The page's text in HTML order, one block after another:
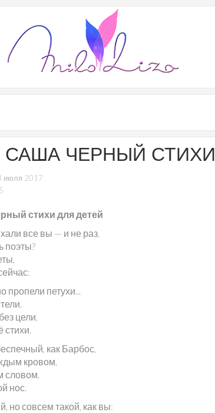
САША ЧЕРНЫЙ СТИХИ
июля 2017
стихи для детей
все вы — и не раз,
поэты?
петухи...
цели,
стихи.
как Барбос,
кровом,
словом,
нос.
но совсем такой, как вы: